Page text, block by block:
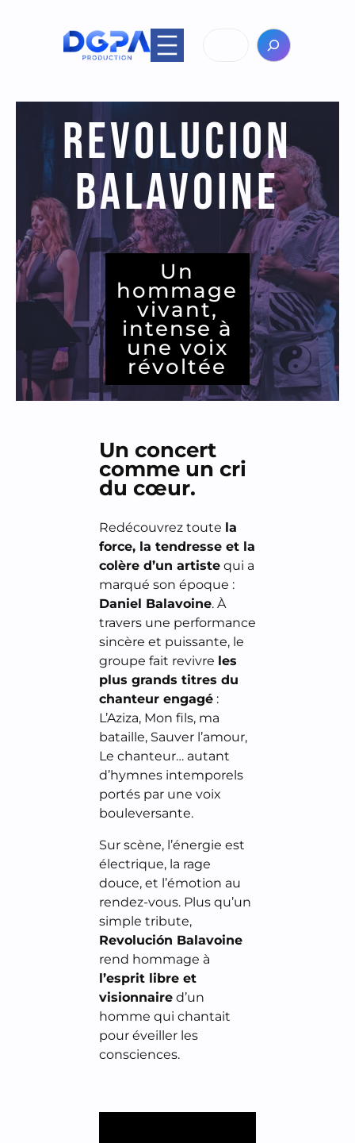
Rechercher
Revolucion
Balavoine
Un
hommage
vivant,
intense à
une voix
révoltée
Un concert
comme un cri
du cœur.
Redécouvrez toute la
force, la tendresse et la
colère d’un artiste qui a
marqué son époque :
Daniel Balavoine. À
travers une performance
sincère et puissante, le
groupe fait revivre les
plus grands titres du
chanteur engagé :
L’Aziza, Mon fils, ma
bataille, Sauver l’amour,
Le chanteur… autant
d’hymnes intemporels
portés par une voix
bouleversante.
Sur scène, l’énergie est
électrique, la rage
douce, et l’émotion au
rendez-vous. Plus qu’un
simple tribute,
Revolución Balavoine
rend hommage à
l’esprit libre et
visionnaired’un
homme qui chantait
pour éveiller les
consciences.